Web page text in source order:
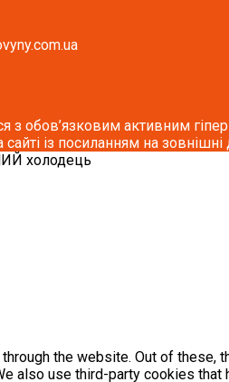
обов’язковим активним
із посиланням на
холодець
the website. Out of
use third-party cookies that